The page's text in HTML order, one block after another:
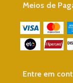
Meios de
Entre em